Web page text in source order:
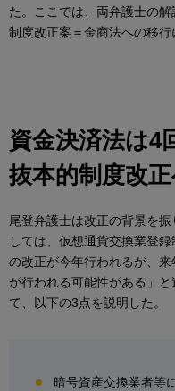
た。ここでは、両弁護士の
制度改正案＝金商法への移行
資金決済法は4
抜本的制度改
尾登弁護士は改正の背景を
しては、仮想通貨交換業登
の改正が今年行われるが、
が行われる可能性がある」
て、以下の3点を説明した。
暗号資産交換業者等